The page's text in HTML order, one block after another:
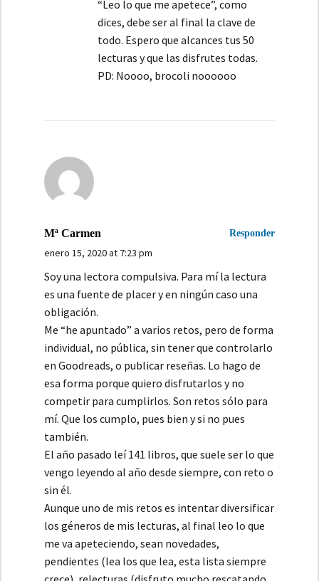
“Leo lo que me apetece”, como
dices, debe ser al final la clave de
todo. Espero que alcances tus 50
lecturas y que las disfrutes todas.
PD: Noooo, brocoli noooooo
Mª Carmen Responder
enero 15, 2020 at 7:23 pm
Soy una lectora compulsiva. Para mí la lectura
es una fuente de placer y en ningún caso una
obligación.
Me “he apuntado” a varios retos, pero de forma
individual, no pública, sin tener que controlarlo
en Goodreads, o publicar reseñas. Lo hago de
esa forma porque quiero disfrutarlos y no
competir para cumplirlos. Son retos sólo para
mí. Que los cumplo, pues bien y si no pues
también.
El año pasado leí 141 libros, que suele ser lo que
vengo leyendo al año desde siempre, con reto o
sin él.
Aunque uno de mis retos es intentar diversificar
los géneros de mis lecturas, al final leo lo que
me va apeteciendo, sean novedades,
pendientes (lea los que lea, esta lista siempre